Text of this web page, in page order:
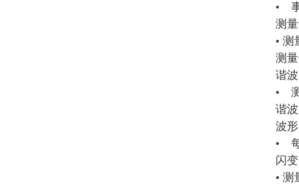
•
测
• 测
测
谐波
•
谐
波形
• 每
闪变
• 测